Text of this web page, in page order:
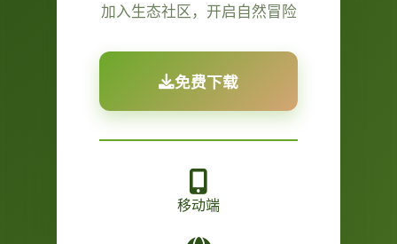
加入生态社区，开启自然冒险
免费下载
移动端